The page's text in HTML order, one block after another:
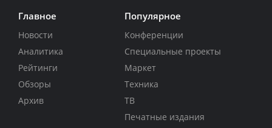
Главное
Новости
Аналитика
Рейтинги
Обзоры
Архив
Популярное
Конференции
Специальные проекты
Маркет
Техника
ТВ
Печатные издания